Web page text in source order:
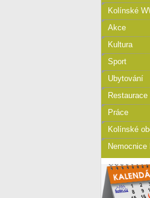
Kolínské
Akce
Kultura
Sport
Ubytování
Restaurace
Práce
Kolínské
Nemocnice